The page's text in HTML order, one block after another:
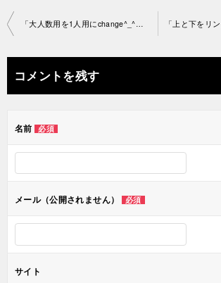
投
ナ
ビ
ー
ン
コメントを残す
名前 必須
メール（公開されません） 必須
サイト